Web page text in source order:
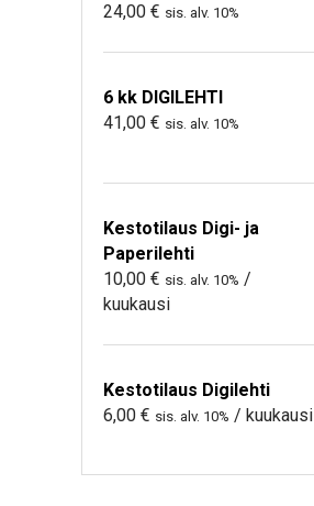
24,00 € sis. alv. 10%
6 kk DIGILEHTI
41,00 € sis. alv. 10%
Kestotilaus Digi- ja
Paperilehti
10,00 € sis. alv. 10% /
kuukausi
Kestotilaus Digilehti
6,00 € sis. alv. 10% / kuukausi